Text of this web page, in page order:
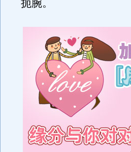
扼腕。